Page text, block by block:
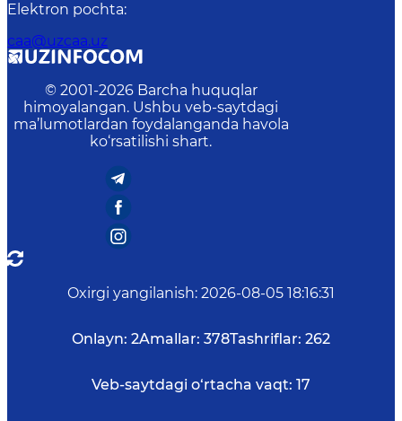
Elektron pochta:
caa@uzcaa.uz
© 2001-2026 Barcha huquqlar
himoyalangan. Ushbu veb-saytdagi
ma’lumotlardan foydalanganda havola
ko‘rsatilishi shart.
Oxirgi yangilanish: 2026-08-05 18:16:31
Onlayn: 2Amallar: 378Tashriflar: 262
Veb-saytdagi o‘rtacha vaqt: 17